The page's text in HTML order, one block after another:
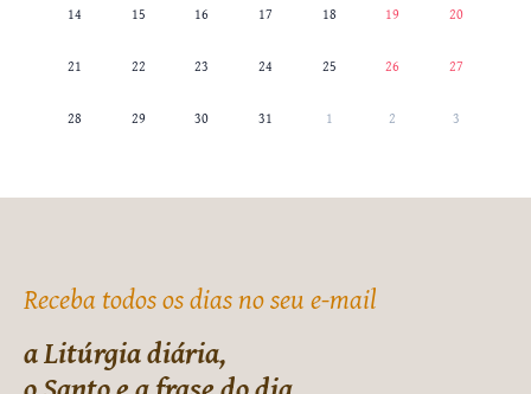
14 15 16 17 18 19 20
21 22 23 24 25 26 27
28 29 30 31 1 2 3
Receba todos os dias no seu e-mail
a Litúrgia diária,